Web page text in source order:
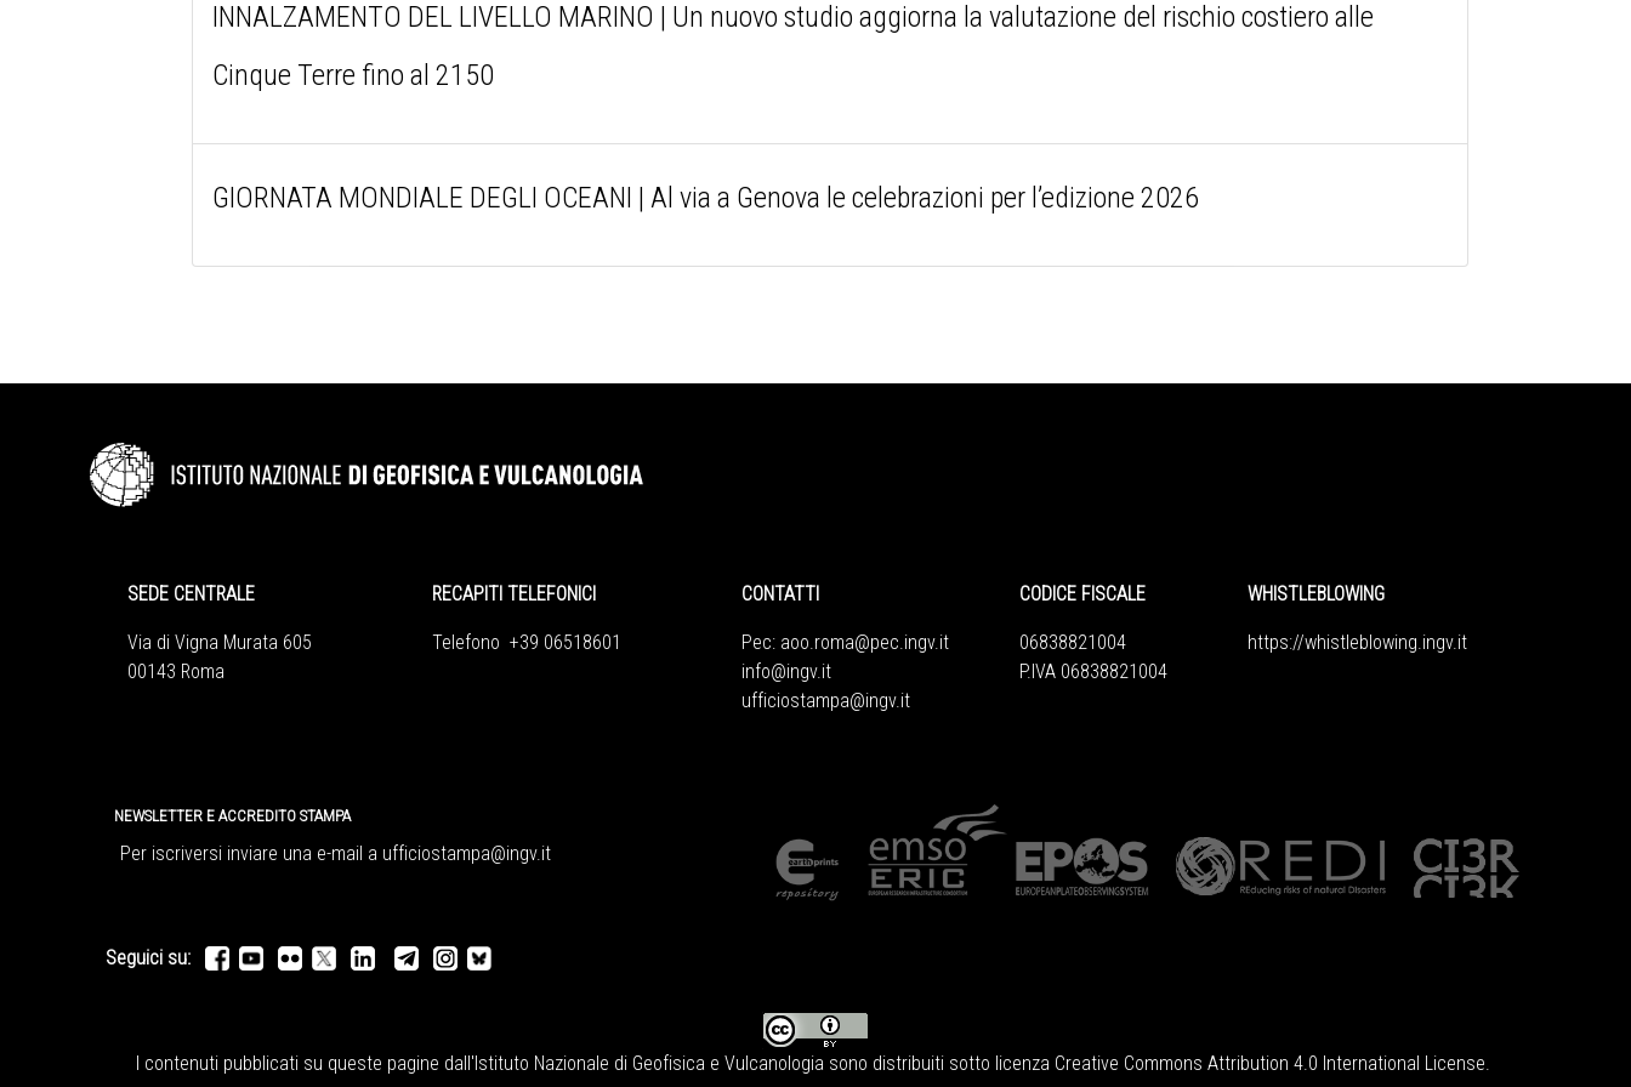
INNALZAMENTO DEL LIVELLO MARINO | Un nuovo studio aggiorna la valutazione del rischio costiero alle
Cinque Terre fino al 2150
GIORNATA MONDIALE DEGLI OCEANI | Al via a Genova le celebrazioni per l’edizione 2026
SEDE CENTRALE
Via di Vigna Murata 605
00143 Roma
RECAPITI TELEFONICI
Telefono +39 06518601
CONTATTI
Pec: aoo.roma@pec.ingv.it
info@ingv.it
ufficiostampa@ingv.it
CODICE FISCALE
06838821004
P.IVA 06838821004
WHISTLEBLOWING
https://whistleblowing.ingv. it
NEWSLETTER E ACCREDITO STAMPA
Per iscriversi inviare una e-mail a ufficiostampa@ingv.it
Seguici su:
I contenuti pubblicati su queste pagine dall'Istituto Nazionale di Geofisica e Vulcanologia sono distribuiti sotto licenza Creative Commons Attribution 4.0 International License